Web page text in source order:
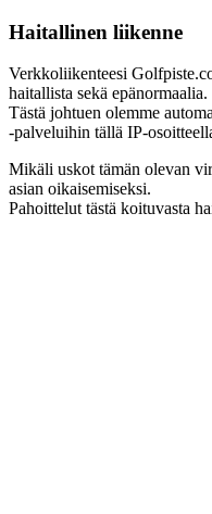
Haitallinen liikenne
Verkkoliikenteesi
haitallista sekä epänormaalia.
Tästä johtuen olemme
-palveluihin tällä IP-
Mikäli uskot tämän olevan
asian oikaisemiseksi.
Pahoittelut tästä koituvasta